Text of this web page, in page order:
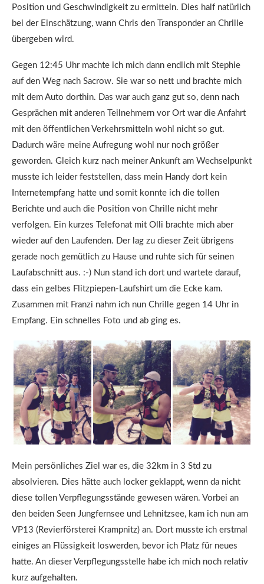
Position und Geschwindigkeit zu ermitteln. Dies half natürlich
bei der Einschätzung, wann Chris den Transponder an Chrille
übergeben wird.
Gegen 12:45 Uhr machte ich mich dann endlich mit Stephie
auf den Weg nach Sacrow. Sie war so nett und brachte mich
mit dem Auto dorthin. Das war auch ganz gut so, denn nach
Gesprächen mit anderen Teilnehmern vor Ort war die Anfahrt
mit den öffentlichen Verkehrsmitteln wohl nicht so gut.
Dadurch wäre meine Aufregung wohl nur noch größer
geworden. Gleich kurz nach meiner Ankunft am Wechselpunkt
musste ich leider feststellen, dass mein Handy dort kein
Internetempfang hatte und somit konnte ich die tollen
Berichte und auch die Position von Chrille nicht mehr
verfolgen. Ein kurzes Telefonat mit Olli brachte mich aber
wieder auf den Laufenden. Der lag zu dieser Zeit übrigens
gerade noch gemütlich zu Hause und ruhte sich für seinen
Laufabschnitt aus. :-) Nun stand ich dort und wartete darauf,
dass ein gelbes Flitzpiepen-Laufshirt um die Ecke kam.
Zusammen mit Franzi nahm ich nun Chrille gegen 14 Uhr in
Empfang. Ein schnelles Foto und ab ging es.
Mein persönliches Ziel war es, die 32km in 3 Std zu
absolvieren. Dies hätte auch locker geklappt, wenn da nicht
diese tollen Verpflegungsstände gewesen wären. Vorbei an
den beiden Seen Jungfernsee und Lehnitzsee, kam ich nun am
VP13 (Revierförsterei Krampnitz) an. Dort musste ich erstmal
einiges an Flüssigkeit loswerden, bevor ich Platz für neues
hatte. An dieser Verpflegungsstelle habe ich mich noch relativ
kurz aufgehalten.